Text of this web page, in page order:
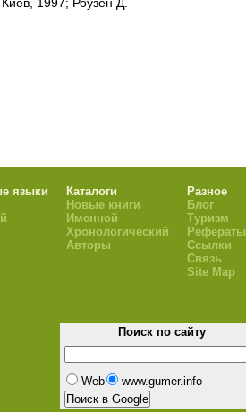
языки
Каталоги
Новые книги
Именной
Хронологический
Авторы
Разное
Блог
Туризм
Рефераты
Ссылки
Связь
Site Map
Поиск по сайту
Web www.gumer.info